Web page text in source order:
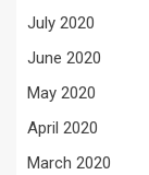
July 2020
June 2020
May 2020
April 2020
March 2020